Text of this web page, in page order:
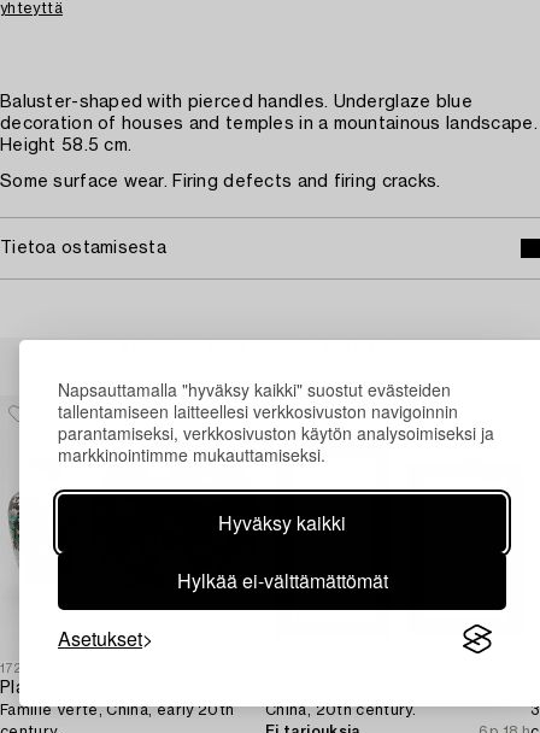
Napsauttamalla "hyväksy kaikki" suostut evästeiden
tallentamiseen laitteellesi verkkosivuston navigoinnin
parantamiseksi, verkkosivuston käytön analysoimiseksi ja
markkinointimme mukauttamiseksi.
Hyväksy kaikki
Hylkää ei-välttämättömät
Asetukset
yhteyttä
Baluster-shaped with pierced handles. Underglaze blue
decoration of houses and temples in a mountainous landscape.
Height 58.5 cm.
Some surface wear. Firing defects and firing cracks.
Tietoa ostamisesta
1729476
Plate and vase,
Famille Verte, China, early 20th
China, 20th century.